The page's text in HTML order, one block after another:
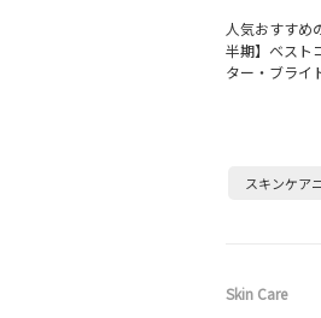
人気おすすめ
半期】ベスト
ター・ブライ
スキンケア
Skin Care